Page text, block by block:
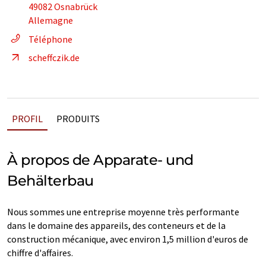
49082 Osnabrück
Allemagne
Téléphone
scheffczik.de
PROFIL PRODUITS
À propos de Apparate- und
Behälterbau
Nous sommes une entreprise moyenne très performante
dans le domaine des appareils, des conteneurs et de la
construction mécanique, avec environ 1,5 million d'euros de
chiffre d'affaires.